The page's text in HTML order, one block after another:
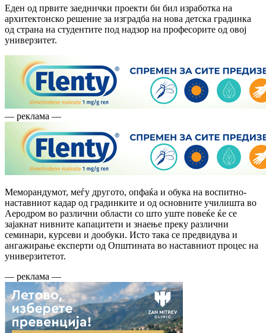
Еден од првите заеднички проекти би бил изработка на
архитектонско решение за изградба на нова детска градинка
од страна на студентите под надзор на професорите од овој
универзитет.
— реклама —
Меморандумот, меѓу другото, опфаќа и обука на воспитно-
наставниот кадар од градинките и од основните училишта во
Аеродром во различни области со што уште повеќе ќе се
зајакнат нивните капацитети и знаење преку различни
семинари, курсеви и дообуки. Исто така се предвидува и
ангажирање експерти од Општината во наставниот процес на
универзитетот.
— реклама —